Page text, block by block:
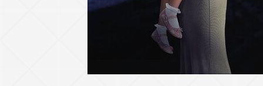
78 серия
79 серия
82 серия
83 серия